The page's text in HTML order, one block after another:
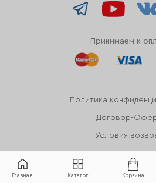
Принимаем к
Политика
Договор-
Условия
Главная Каталог Корзина